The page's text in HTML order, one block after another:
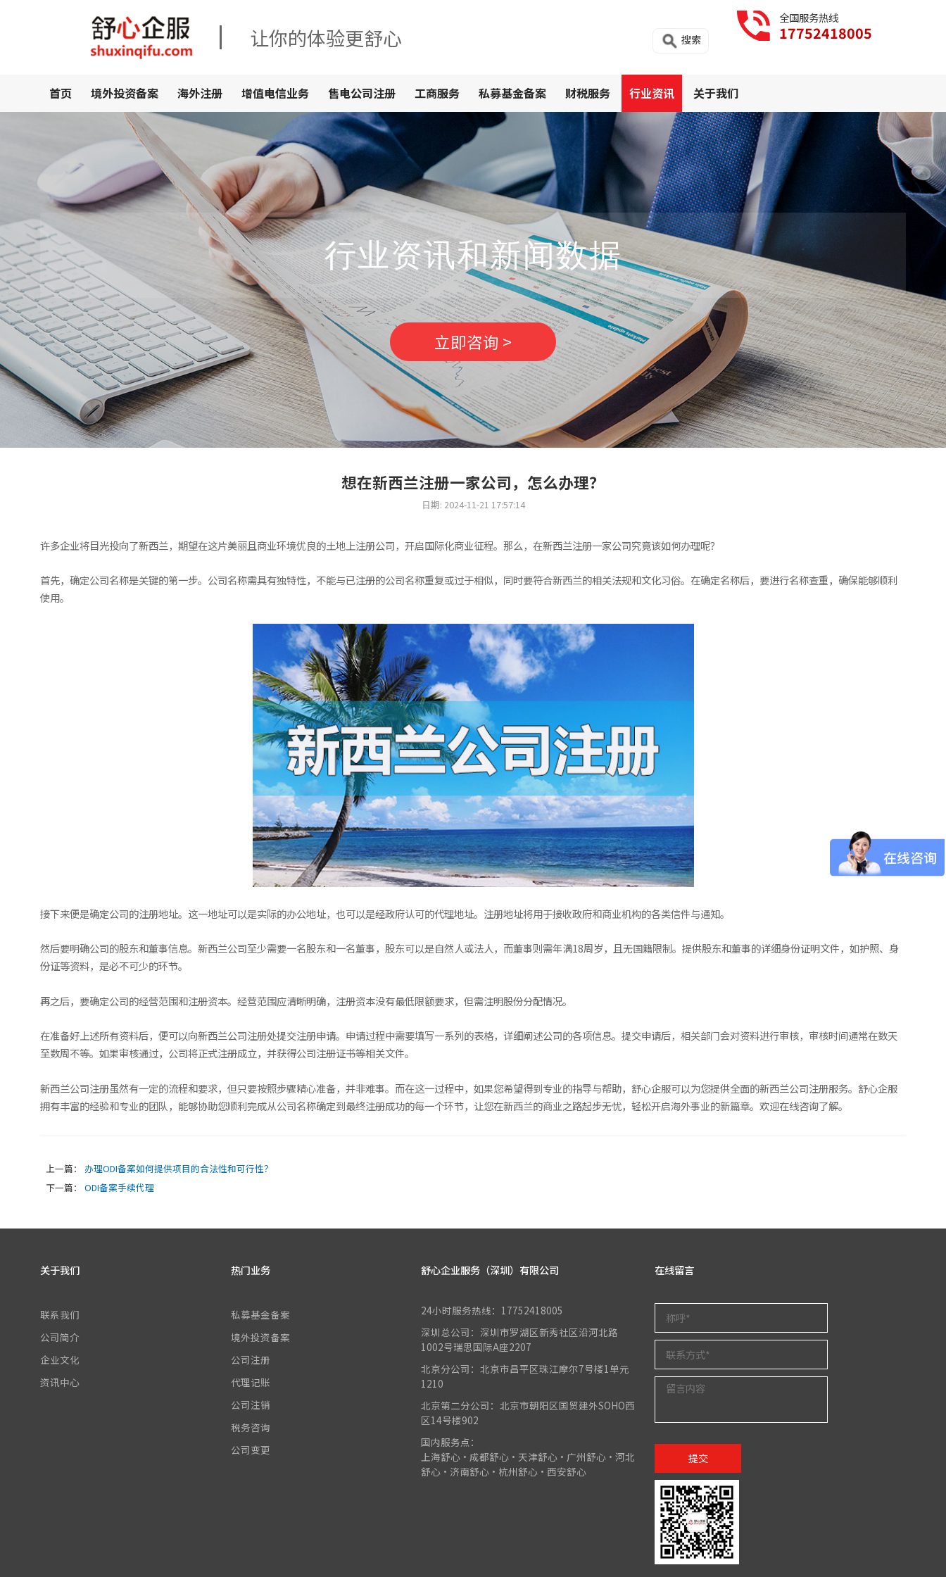
让你的体验更舒心
全国服务热线
17752418005
搜索
首页 境外投资备案 海外注册 增值电信业务 售电公司注册 工商服务 私募基金备案 财税服务 行业资讯 关于我们
行业资讯和新闻数据
立即咨询 >
想在新西兰注册一家公司，怎么办理？
日期: 2024-11-21 17:57:14
许多企业将目光投向了新西兰，期望在这片美丽且商业环境优良的土地上注册公司，开启国际化商业征程。那么，在新西兰注册一家公司究竟该如何办理呢？
首先，确定公司名称是关键的第一步。公司名称需具有独特性，不能与已注册的公司名称重复或过于相似，同时要符合新西兰的相关法规和文化习俗。在确定名称后，要进行名称查重，确保能够顺利
使用。
接下来便是确定公司的注册地址。这一地址可以是实际的办公地址，也可以是经政府认可的代理地址。注册地址将用于接收政府和商业机构的各类信件与通知。
然后要明确公司的股东和董事信息。新西兰公司至少需要一名股东和一名董事，股东可以是自然人或法人，而董事则需年满18周岁，且无国籍限制。提供股东和董事的详细身份证明文件，如护照、身
份证等资料，是必不可少的环节。
再之后，要确定公司的经营范围和注册资本。经营范围应清晰明确，注册资本没有最低限额要求，但需注明股份分配情况。
在准备好上述所有资料后，便可以向新西兰公司注册处提交注册申请。申请过程中需要填写一系列的表格，详细阐述公司的各项信息。提交申请后，相关部门会对资料进行审核，审核时间通常在数天
至数周不等。如果审核通过，公司将正式注册成立，并获得公司注册证书等相关文件。
新西兰公司注册虽然有一定的流程和要求，但只要按照步骤精心准备，并非难事。而在这一过程中，如果您希望得到专业的指导与帮助，舒心企服可以为您提供全面的新西兰公司注册服务。舒心企服
拥有丰富的经验和专业的团队，能够协助您顺利完成从公司名称确定到最终注册成功的每一个环节，让您在新西兰的商业之路起步无忧，轻松开启海外事业的新篇章。欢迎在线咨询了解。
上一篇：
办理ODI备案如何提供项目的合法性和可行性？
下一篇：
ODI备案手续代理
关于我们
联系我们
公司简介
企业文化
资讯中心
热门业务
私募基金备案
境外投资备案
公司注册
代理记账
公司注销
税务咨询
公司变更
舒心企业服务（深圳）有限公司
24小时服务热线：17752418005
深圳总公司：深圳市罗湖区新秀社区沿河北路
1002号瑞思国际A座2207
北京分公司：北京市昌平区珠江摩尔7号楼1单元
1210
北京第二分公司：北京市朝阳区国贸建外SOHO西
区14号楼902
国内服务点：
上海舒心•成都舒心•天津舒心•广州舒心•河北
舒心•济南舒心•杭州舒心•西安舒心
在线留言
提交